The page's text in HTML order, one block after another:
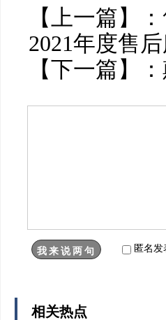
【上一篇】：
2021年度售
【下一篇】：
匿名
相关热点